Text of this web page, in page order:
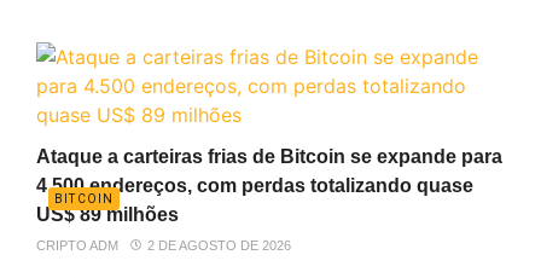
BITCOIN
Ataque a carteiras frias de Bitcoin se expande para
4.500 endereços, com perdas totalizando quase
US$ 89 milhões
CRIPTO ADM 2 DE AGOSTO DE 2026